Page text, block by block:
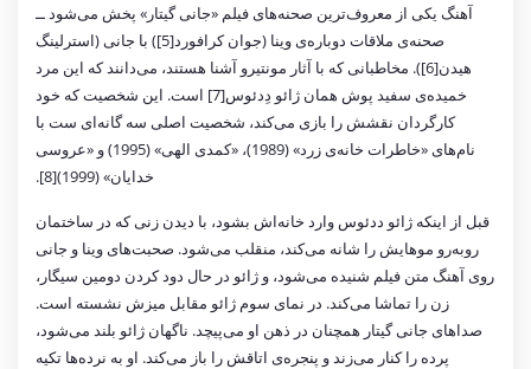
آهنگ یکی از معروف‌ترین صحنه‌های فیلم «جانی گیتار» پخش می‌شود ــ
صحنه‌ی ملاقات دوباره‌ی وینا (جوان کرافورد[5]) با جانی (استرلینگ
هیدن[6]). مخاطبانی که با آثار مونتیرو آشنا هستند، می‌دانند که این مرد
خمیده‌ی سفید پوش همان ژائو دِدئوس[7] است. این شخصیت که خود
کارگردان نقشش را بازی می‌کند، شخصیت اصلی سه گانه‌ای ست با
نام‌های «خاطرات خانه‌ی زرد» (1989)، «کمدی الهی» (1995) و «عروسی
خدایان» (1999)[8].
قبل از اینکه ژائو ددئوس وارد خانه‌اش بشود، با دیدن زنی که در ساختمان
روبه‌رو موهایش را شانه می‌کند، منقلب می‌شود. صحبت‌های وینا و جانی
روی آهنگ متن فیلم شنیده می‌شود، و ژائو در حال دود کردن دومین سیگار،
زن را تماشا می‌کند. در نمای سوم ژائو مقابل میزش نشسته است.
صداهای جانی گیتار همچنان در ذهن او می‌پیچد. ناگهان ژائو بلند می‌شود،
پرده را کنار می‌زند و پنجره‌ی اتاقش را باز می‌کند. او به نرده‌ها تکیه